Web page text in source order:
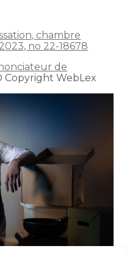
chambre
no 22-18678
de
Copyright WebLex